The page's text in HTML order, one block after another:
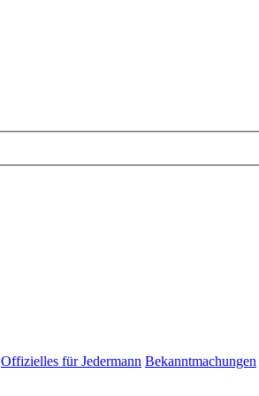
Offizielles für Jedermann Bekanntmachungen